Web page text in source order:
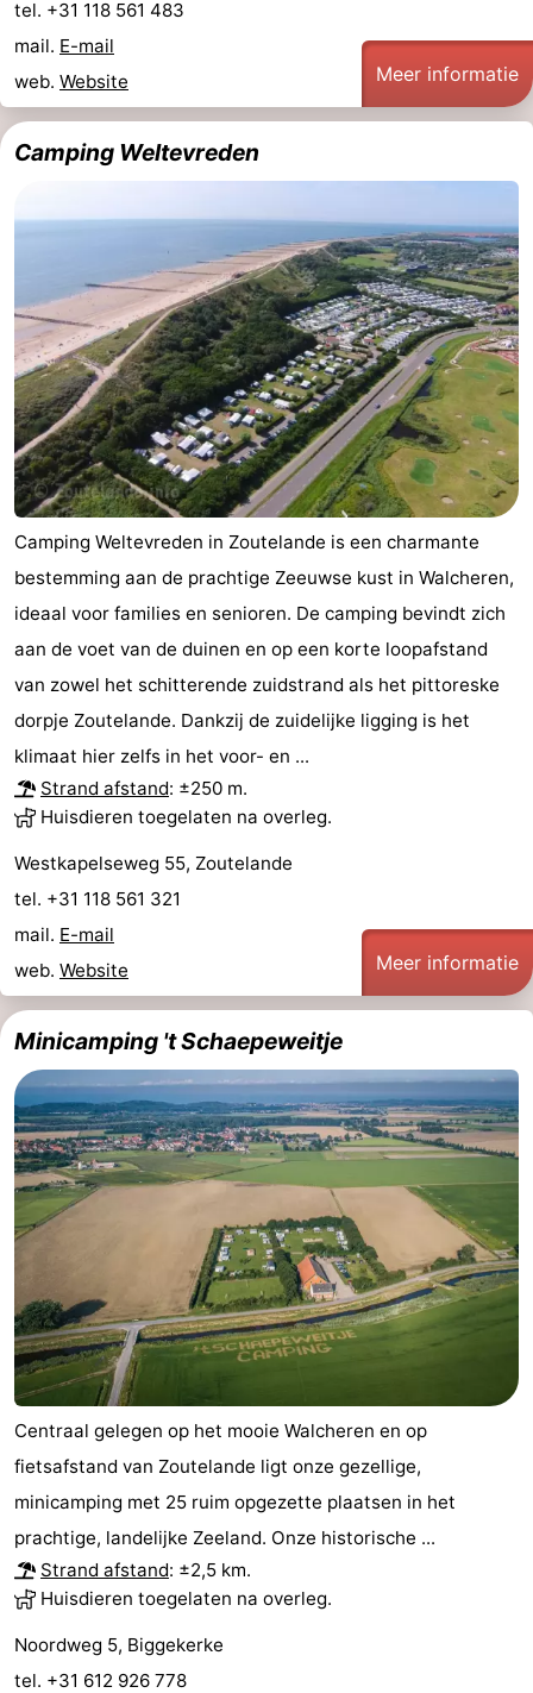
tel. +31 118 561 483
mail. E-mail
web. Website Meer informatie
Camping Weltevreden
Camping Weltevreden in Zoutelande is een charmante
bestemming aan de prachtige Zeeuwse kust in Walcheren,
ideaal voor families en senioren. De camping bevindt zich
aan de voet van de duinen en op een korte loopafstand
van zowel het schitterende zuidstrand als het pittoreske
dorpje Zoutelande. Dankzij de zuidelijke ligging is het
klimaat hier zelfs in het voor- en ...
Strand afstand: ±250 m.
Huisdieren toegelaten na overleg.
Westkapelseweg 55, Zoutelande
tel. +31 118 561 321
mail. E-mail
web. Website Meer informatie
Minicamping 't Schaepeweitje
Centraal gelegen op het mooie Walcheren en op
fietsafstand van Zoutelande ligt onze gezellige,
minicamping met 25 ruim opgezette plaatsen in het
prachtige, landelijke Zeeland. Onze historische ...
Strand afstand: ±2,5 km.
Huisdieren toegelaten na overleg.
Noordweg 5, Biggekerke
tel. +31 612 926 778